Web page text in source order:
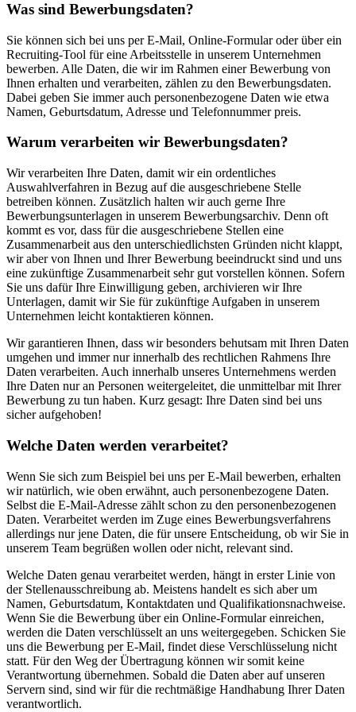
Was sind Bewerbungsdaten?
Sie können sich bei uns per E-Mail, Online-Formular oder über ein
Recruiting-Tool für eine Arbeitsstelle in unserem Unternehmen
bewerben. Alle Daten, die wir im Rahmen einer Bewerbung von
Ihnen erhalten und verarbeiten, zählen zu den Bewerbungsdaten.
Dabei geben Sie immer auch personenbezogene Daten wie etwa
Namen, Geburtsdatum, Adresse und Telefonnummer preis.
Warum verarbeiten wir Bewerbungsdaten?
Wir verarbeiten Ihre Daten, damit wir ein ordentliches
Auswahlverfahren in Bezug auf die ausgeschriebene Stelle
betreiben können. Zusätzlich halten wir auch gerne Ihre
Bewerbungsunterlagen in unserem Bewerbungsarchiv. Denn oft
kommt es vor, dass für die ausgeschriebene Stellen eine
Zusammenarbeit aus den unterschiedlichsten Gründen nicht klappt,
wir aber von Ihnen und Ihrer Bewerbung beeindruckt sind und uns
eine zukünftige Zusammenarbeit sehr gut vorstellen können. Sofern
Sie uns dafür Ihre Einwilligung geben, archivieren wir Ihre
Unterlagen, damit wir Sie für zukünftige Aufgaben in unserem
Unternehmen leicht kontaktieren können.
Wir garantieren Ihnen, dass wir besonders behutsam mit Ihren Daten
umgehen und immer nur innerhalb des rechtlichen Rahmens Ihre
Daten verarbeiten. Auch innerhalb unseres Unternehmens werden
Ihre Daten nur an Personen weitergeleitet, die unmittelbar mit Ihrer
Bewerbung zu tun haben. Kurz gesagt: Ihre Daten sind bei uns
sicher aufgehoben!
Welche Daten werden verarbeitet?
Wenn Sie sich zum Beispiel bei uns per E-Mail bewerben, erhalten
wir natürlich, wie oben erwähnt, auch personenbezogene Daten.
Selbst die E-Mail-Adresse zählt schon zu den personenbezogenen
Daten. Verarbeitet werden im Zuge eines Bewerbungsverfahrens
allerdings nur jene Daten, die für unsere Entscheidung, ob wir Sie in
unserem Team begrüßen wollen oder nicht, relevant sind.
Welche Daten genau verarbeitet werden, hängt in erster Linie von
der Stellenausschreibung ab. Meistens handelt es sich aber um
Namen, Geburtsdatum, Kontaktdaten und Qualifikationsnachweise.
Wenn Sie die Bewerbung über ein Online-Formular einreichen,
werden die Daten verschlüsselt an uns weitergegeben. Schicken Sie
uns die Bewerbung per E-Mail, findet diese Verschlüsselung nicht
statt. Für den Weg der Übertragung können wir somit keine
Verantwortung übernehmen. Sobald die Daten aber auf unseren
Servern sind, sind wir für die rechtmäßige Handhabung Ihrer Daten
verantwortlich.